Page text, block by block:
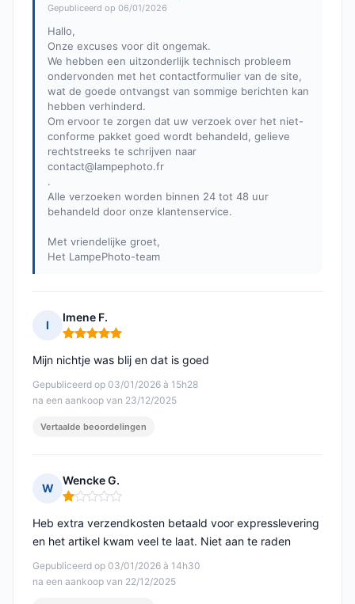
Gepubliceerd op 06/01/2026
Hallo,
Onze excuses voor dit ongemak.
We hebben een uitzonderlijk technisch probleem
ondervonden met het contactformulier van de site,
wat de goede ontvangst van sommige berichten kan
hebben verhinderd.
Om ervoor te zorgen dat uw verzoek over het niet-
conforme pakket goed wordt behandeld, gelieve
rechtstreeks te schrijven naar
contact@lampephoto.fr
.
Alle verzoeken worden binnen 24 tot 48 uur
behandeld door onze klantenservice.
Met vriendelijke groet,
Het LampePhoto-team
I
Imene F.
Opmerking: 5 van 5
Gepubliceerd op 03/01/2026 à 15h28
na een aankoop van 23/12/2025
Mijn nichtje was blij en dat is goed
Vertaalde beoordelingen
W
Wencke G.
Opmerking: 1 van 5
Gepubliceerd op 03/01/2026 à 14h30
na een aankoop van 22/12/2025
Heb extra verzendkosten betaald voor expresslevering
en het artikel kwam veel te laat. Niet aan te raden